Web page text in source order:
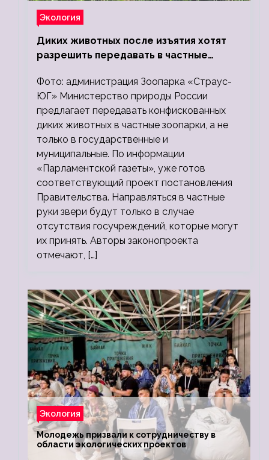
Экология
Диких животных после изъятия хотят
разрешить передавать в частные
Фото: администрация Зоопарка «Страус-
ЮГ» Министерство природы России
предлагает передавать конфискованных
диких животных в частные зоопарки, а не
только в государственные и
муниципальные. По информации
«Парламентской газеты», уже готов
соответствующий проект постановления
Правительства. Направляться в частные
руки звери будут только в случае
отсутствия госучреждений, которые могут
их принять. Авторы законопроекта
отмечают, […]
Экология
Молодежь призвали к сотрудничеству в
области экологических проектов